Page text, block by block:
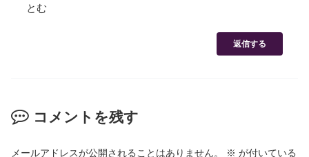
とむ
返信する
コメントを残す
メールアドレスが公開されることはありません。 ※ が付いている